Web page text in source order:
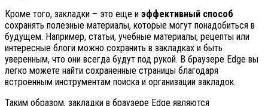
Кроме того, закладки – это еще и эффективный способ
сохранять полезные материалы, которые могут понадобиться в
будущем. Например, статьи, учебные материалы, рецепты или
интересные блоги можно сохранить в закладках и быть
уверенным, что они всегда будут под рукой. В браузере Edge вы
легко можете найти сохраненные страницы благодаря
встроенным инструментам поиска и организации закладок.
Таким образом, закладки в браузере Edge являются